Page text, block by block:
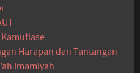
Harapan dan Tantangan
Imamiyah